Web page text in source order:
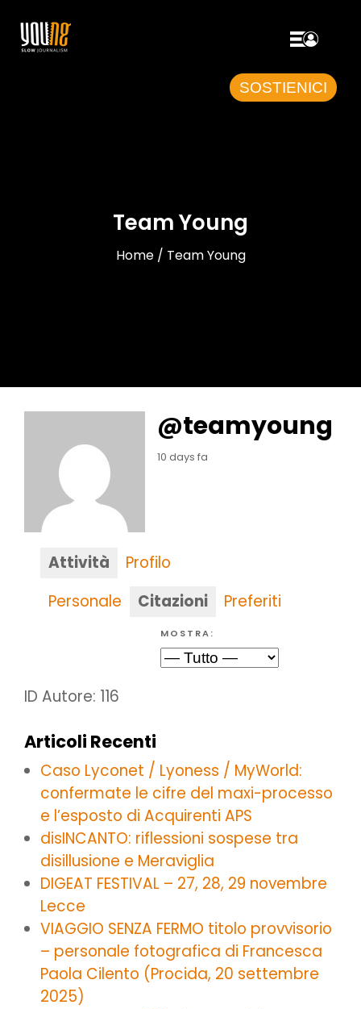
SOSTIENICI
Team Young
Home / Team Young
@teamyoung
10 days fa
Attività
Profilo
Personale
Citazioni Preferiti
MOSTRA:
ID Autore: 116
Articoli Recenti
Caso Lyconet / Lyoness / MyWorld:
confermate le cifre del maxi-processo
e l’esposto di Acquirenti APS
disINCANTO: riflessioni sospese tra
disillusione e Meraviglia
DIGEAT FESTIVAL – 27, 28, 29 novembre
Lecce
VIAGGIO SENZA FERMO titolo provvisorio
– personale fotografica di Francesca
Paola Cilento (Procida, 20 settembre
2025)